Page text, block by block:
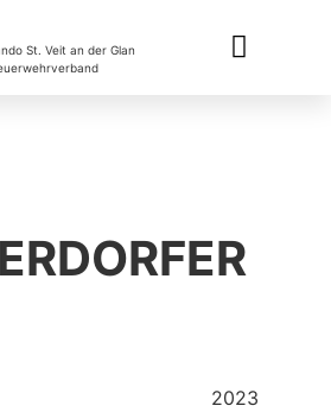
St. Veit an der Glan
2023